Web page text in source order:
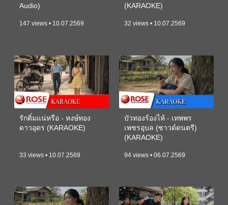
Audio)
147 views • 10.07.2569
(KARAOKE)
32 views • 10.07.2569
รักติ๋มแน่หรือ - หงษ์ทอง
ดาวอุดร (KARAOKE)
33 views • 10.07.2569
บัวทองร้องไห้ - เทพพร
เพชรอุบล (ซาวด์ดนตรี)
(KARAOKE)
94 views • 06.07.2569